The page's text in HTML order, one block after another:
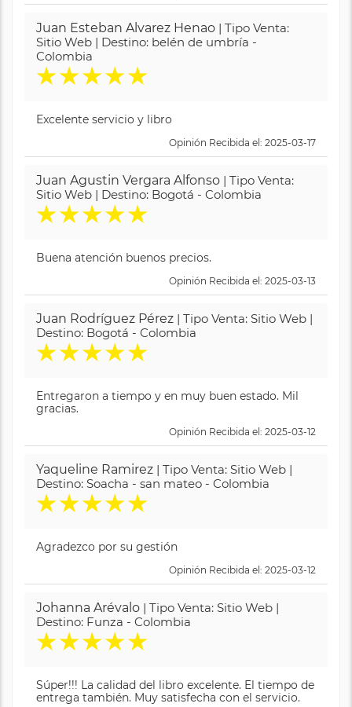
Juan Esteban Alvarez Henao | Tipo Venta:
Sitio Web | Destino: belén de umbría -
Colombia
★★★★★
Excelente servicio y libro
Opinión Recibida el: 2025-03-17
Juan Agustin Vergara Alfonso | Tipo Venta:
Sitio Web | Destino: Bogotá - Colombia
★★★★★
Buena atención buenos precios.
Opinión Recibida el: 2025-03-13
Juan Rodríguez Pérez | Tipo Venta: Sitio Web |
Destino: Bogotá - Colombia
★★★★★
Entregaron a tiempo y en muy buen estado. Mil
gracias.
Opinión Recibida el: 2025-03-12
Yaqueline Ramirez | Tipo Venta: Sitio Web |
Destino: Soacha - san mateo - Colombia
★★★★★
Agradezco por su gestión
Opinión Recibida el: 2025-03-12
Johanna Arévalo | Tipo Venta: Sitio Web |
Destino: Funza - Colombia
★★★★★
Súper!!! La calidad del libro excelente. El tiempo de
entrega también. Muy satisfecha con el servicio.